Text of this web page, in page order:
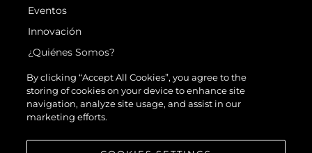
Eventos
Innovación
¿Quiénes Somos?
El Equipo
Estilo De Vida
Historia
By clicking “Accept All Cookies”, you agree to the
storing of cookies on your device to enhance site
navigation, analyze site usage, and assist in our
marketing efforts.